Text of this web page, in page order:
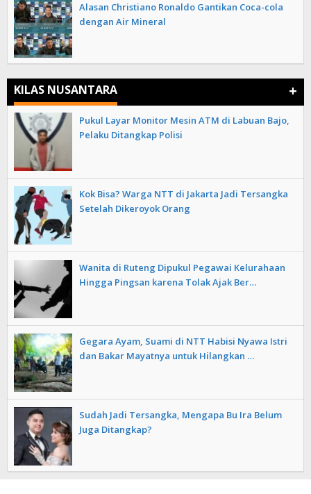
Alasan Christiano Ronaldo Gantikan Coca-cola
dengan Air Mineral
KILAS NUSANTARA +
Pukul Layar Monitor Mesin ATM di Labuan Bajo,
Pelaku Ditangkap Polisi
Kok Bisa? Warga NTT di Jakarta Jadi Tersangka
Setelah Dikeroyok Orang
Wanita di Ruteng Dipukul Pegawai Kelurahaan
Hingga Pingsan karena Tolak Ajak Ber…
Gegara Ayam, Suami di NTT Habisi Nyawa Istri
dan Bakar Mayatnya untuk Hilangkan …
Sudah Jadi Tersangka, Mengapa Bu Ira Belum
Juga Ditangkap?